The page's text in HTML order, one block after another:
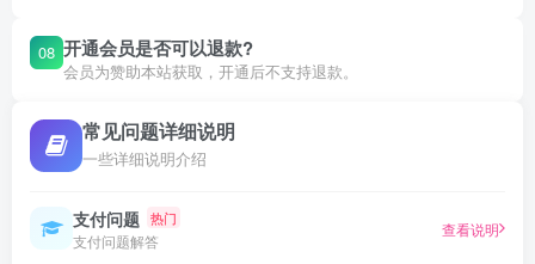
08 开通会员是否可以退款?
会员为赞助本站获取，开通后不支持退款。
常见问题详细说明
一些详细说明介绍
支付问题 热门
支付问题解答
查看说明